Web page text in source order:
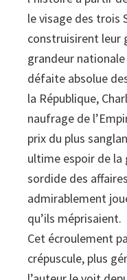
ces
couillons
d'occitans
quantity
le visage des trois
construisirent leur
grandeur
défaite absolue
la République,
naufrage de
prix du plus
ultime espoir de la
sordide des
admirablement
qu’ils méprisaient.
Cet écroulement
crépuscule, plus